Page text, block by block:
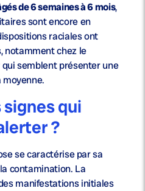
de 6 semaines à 6 mois,
sont encore en
raciales ont
notamment chez le
semblent présenter une
qui
?
se caractérise par sa
contamination. La
manifestations initiales